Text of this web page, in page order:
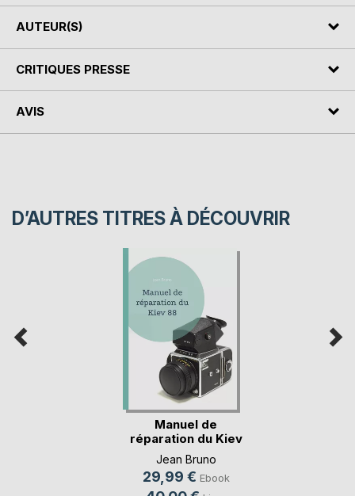
AUTEUR(S)
CRITIQUES PRESSE
AVIS
D’AUTRES TITRES À DÉCOUVRIR
Manuel de
réparation du Kiev
88
Jean Bruno
29,99 € Ebook